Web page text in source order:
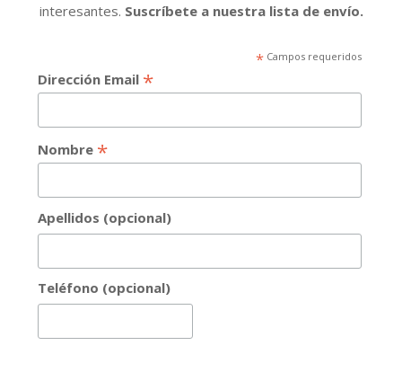
interesantes. Suscríbete a nuestra lista de envío.
*Campos requeridos
Dirección Email *
Nombre *
Apellidos (opcional)
Teléfono (opcional)